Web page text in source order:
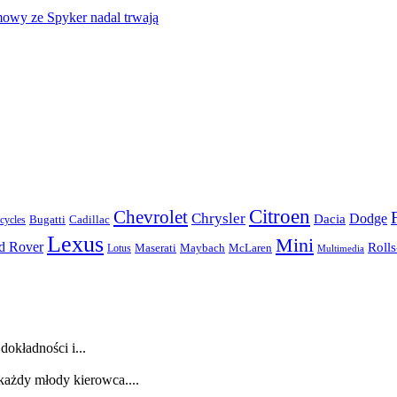
ze Spyker nadal trwają
Bugatti Cadillac Chevrolet Chrysler Citroen Dacia Dodge
Rover Lexus Lotus Maserati Maybach McLaren Mini Multimedia
i...
młody kierowca....